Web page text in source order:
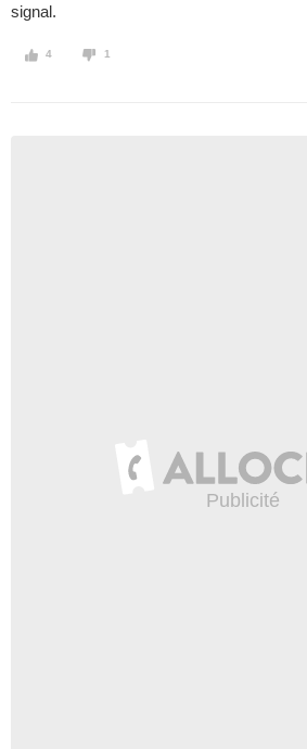
signal.
4 1